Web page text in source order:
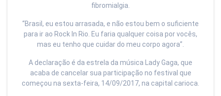
fibromialgia.
“Brasil, eu estou arrasada, e não estou bem o suficiente
para ir ao Rock In Rio. Eu faria qualquer coisa por vocês,
mas eu tenho que cuidar do meu corpo agora”.
A declaração é da estrela da música Lady Gaga, que
acaba de cancelar sua participação no festival que
começou na sexta-feira, 14/09/2017, na capital carioca.